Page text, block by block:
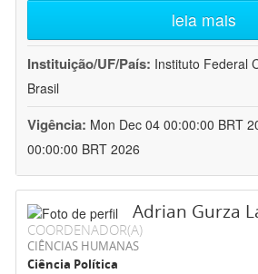
leia mais
Instituição/UF/País: Instituto Federal
Brasil
Vigência: Mon Dec 04 00:00:00 BRT
00:00:00 BRT 2026
Adrian Gurza
COORDENADOR(A)
CIÊNCIAS HUMANAS
Ciência Política